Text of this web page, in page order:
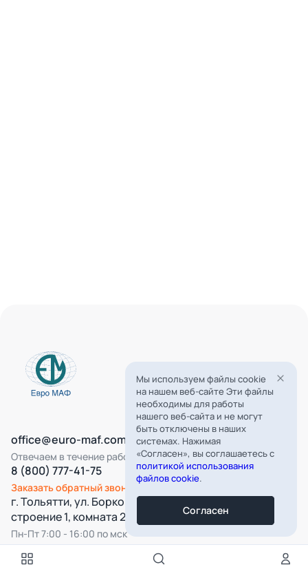
Все категории
office@euro-maf.com
Отвечаем в течение рабочего дня
8 (800) 777-41-75
Заказать обратный звонок
г. Тольятти, ул. Борковская, д. 16,
строение 1, комната 22
Пн-Пт 7:00 - 16:00 по мск
Мы используем файлы cookie
на нашем веб-сайте Эти файлы
необходимы для работы
нашего веб-сайта и не могут
быть отключены в наших
системах. Нажимая
«Согласен», вы соглашаетесь с
политикой использования
файлов cookie.
Согласен